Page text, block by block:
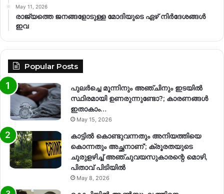
May 11, 2026
രാജ്യത്തെ ജനങ്ങളോടുള്ള മോദിയുടെ ഏഴ് നിര്‍ദേശങ്ങള്‍
ഇവ
Popular Posts
പുലർച്ചെ മൂന്നിനും അഞ്ചിനും ഇടയിൽ
സ്ഥിരമായി ഉണരുന്നുണ്ടോ?; കാരണങ്ങള്‍
ഇതാകാം…
May 15, 2026
കാട്ടിൽ കൊണ്ടുവന്നതും അനിയത്തിയെ
കൊന്നതും അച്ഛനാണ്’; ക്രൂരതയുടെ
ചുരുളഴിച്ച് അഞ്ചുവയസുകാരന്റെ മൊഴി,
പിതാവ് പിടിയിൽ
May 8, 2026